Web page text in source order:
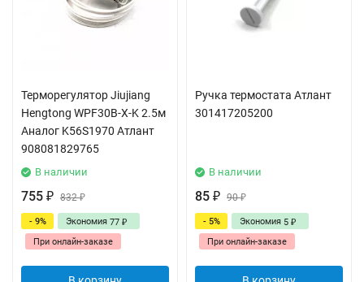
Терморегулятор Jiujiang
Hengtong WPF30B-X-K 2.5м
Аналог K56S1970 Атлант
908081829765
В наличии
755 ₽ 832₽
- 9% Экономия 77 ₽
При онлайн-заказе
Ручка термостата Атлант
301417205200
В наличии
85 ₽ 90₽
- 5% Экономия 5 ₽
При онлайн-заказе